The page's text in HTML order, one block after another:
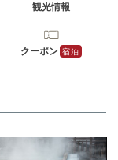
観光情報
クーポン 宿泊